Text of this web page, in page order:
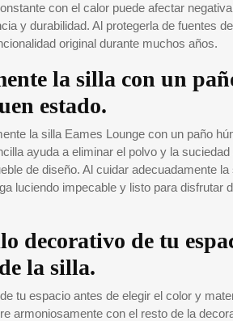
con el calor puede afectar
y durabilidad. Al protegerla de fuentes
original durante muchos años.
la silla con un
estado.
la silla Eames Lounge con un paño
ayuda a eliminar el polvo y la
de diseño. Al cuidar adecuadamente
luciendo impecable y listo para disfrutar
decorativo de tu
la silla.
tu espacio antes de elegir el color y
armoniosamente con el resto de la